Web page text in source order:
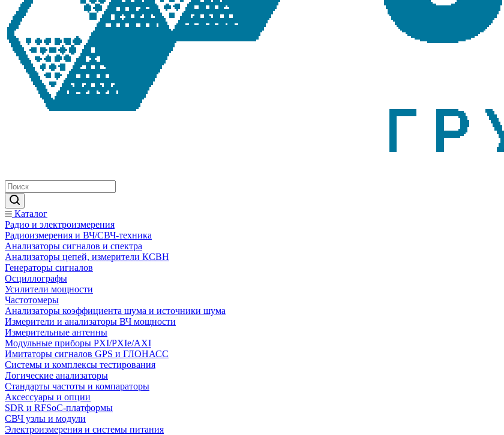
Каталог
Радио и электроизмерения
Радиоизмерения и ВЧ/СВЧ-техника
Анализаторы сигналов и спектра
Анализаторы цепей, измерители КСВН
Генераторы сигналов
Осциллографы
Усилители мощности
Частотомеры
Анализаторы коэффициента шума и источники шума
Измерители и анализаторы ВЧ мощности
Измерительные антенны
Модульные приборы PXI/PXIe/AXI
Имитаторы сигналов GPS и ГЛОНАСС
Системы и комплексы тестирования
Логические анализаторы
Стандарты частоты и компараторы
Аксессуары и опции
SDR и RFSoC‑платформы
СВЧ узлы и модули
Электроизмерения и системы питания